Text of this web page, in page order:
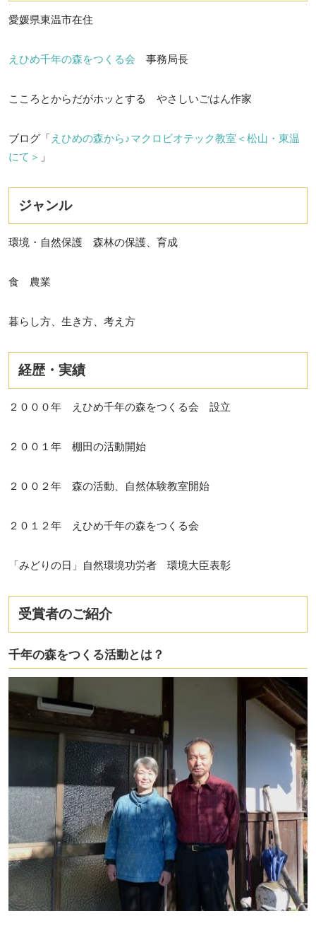
愛媛県東温市在住
えひめ千年の森をつくる会 事務局長
こころとからだがホッとする やさしいごはん作家
ブログ「えひめの森から♪マクロビオテック教室＜松山・東温
にて＞ 」
ジャンル
環境・自然保護 森林の保護、育成
食 農業
暮らし方、生き方、考え方
経歴・実績
２０００年 えひめ千年の森をつくる会 設立
２００１年 棚田の活動開始
２００２年 森の活動、自然体験教室開始
２０１２年 えひめ千年の森をつくる会
「みどりの日」自然環境功労者 環境大臣表彰
受賞者のご紹介
千年の森をつくる活動とは？